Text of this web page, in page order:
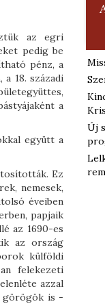
az egri
pedig be
pénz, a
a 18. századi
a
együtt a
Ez
nemesek,
éveiben
papjaik
az 1690-es
az ország
külföldi
felekezeti
azzal
görögök is -
Új